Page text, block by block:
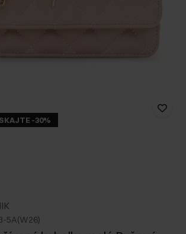
-30%
5A(W26)